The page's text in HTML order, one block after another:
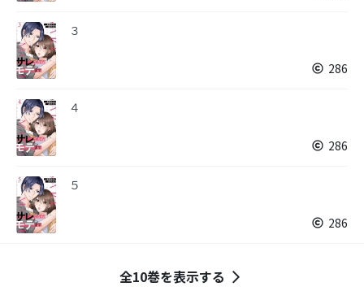
３
286
４
286
５
286
全10巻を表示する